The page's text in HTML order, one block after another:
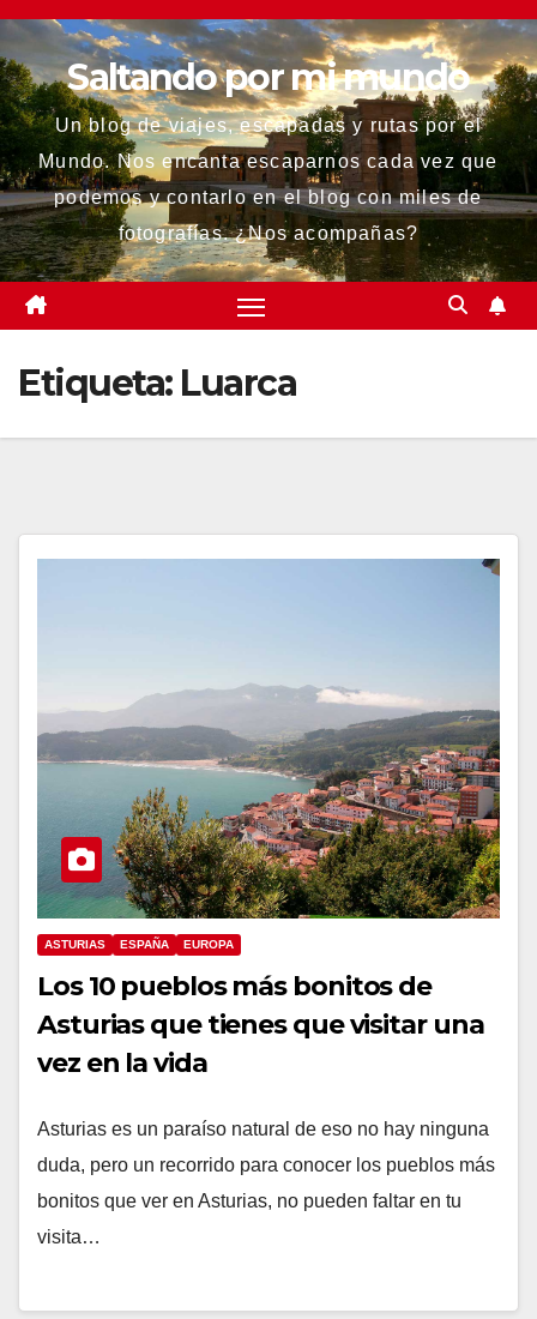
Saltar
al
contenidoSaltando por mi mundo
Un blog de viajes, escapadas y rutas por el
Mundo. Nos encanta escaparnos cada vez que
podemos y contarlo en el blog con miles de
fotografías. ¿Nos acompañas?
Etiqueta: Luarca
ASTURIAS ESPAÑA EUROPA
Los 10 pueblos más bonitos de
Asturias que tienes que visitar una
vez en la vida
Asturias es un paraíso natural de eso no hay ninguna
duda, pero un recorrido para conocer los pueblos más
bonitos que ver en Asturias, no pueden faltar en tu
visita…